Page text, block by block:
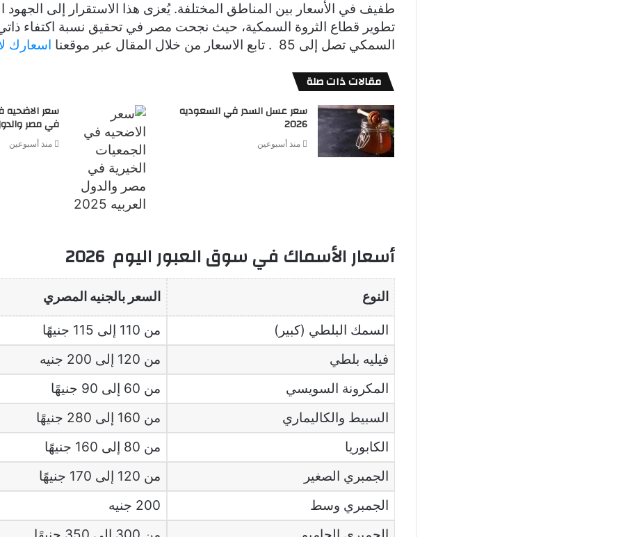
طفيف في الأسعار بين المناطق المختلفة. يُعزى هذا الاستقرار إلى الجهود
تطوير قطاع الثروة السمكية، حيث نجحت مصر في تحقيق نسبة اكتفاء ذاتي
السمكي تصل إلى 85 . تابع الاسعار من خلال المقال عبر موقعنا
اسعارك
مقالات ذات صلة
سعر عسل السدر في السعوديه
2026
منذ أسبوعين
سعر الاضحيه
في مصر والدول
منذ أسبوعين
أسعار الأسماك في سوق العبور اليوم 2026
النوع السعر بالجنيه المصري
السمك البلطي (كبير)
من 110 إلى 115 جنيهًا
فيليه بلطي
من 120 إلى 200 جنيه
المكرونة السويسي
من 60 إلى 90 جنيهًا
السبيط والكاليماري
من 160 إلى 280 جنيهًا
الكابوريا
من 80 إلى 160 جنيهًا
الجمبري الصغير
من 120 إلى 170 جنيهًا
الجمبري وسط
200 جنيه